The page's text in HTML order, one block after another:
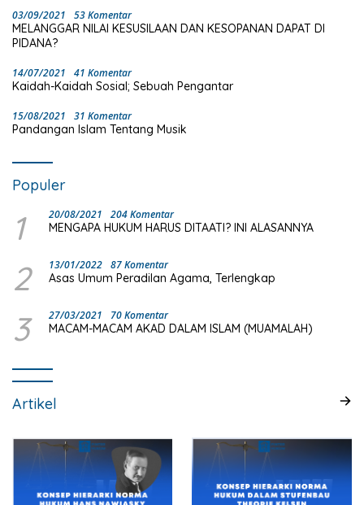
03/09/2021 53 Komentar
MELANGGAR NILAI KESUSILAAN DAN KESOPANAN DAPAT DI
PIDANA?
14/07/2021 41 Komentar
Kaidah-Kaidah Sosial; Sebuah Pengantar
15/08/2021 31 Komentar
Pandangan Islam Tentang Musik
Populer
1 20/08/2021 204 Komentar
MENGAPA HUKUM HARUS DITAATI? INI ALASANNYA
2 13/01/2022 87 Komentar
Asas Umum Peradilan Agama, Terlengkap
3 27/03/2021 70 Komentar
MACAM-MACAM AKAD DALAM ISLAM (MUAMALAH)
Artikel